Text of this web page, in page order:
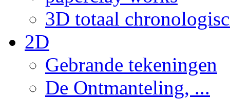
3D totaal
2D
Gebrande tekeningen
De Ontmanteling, ...